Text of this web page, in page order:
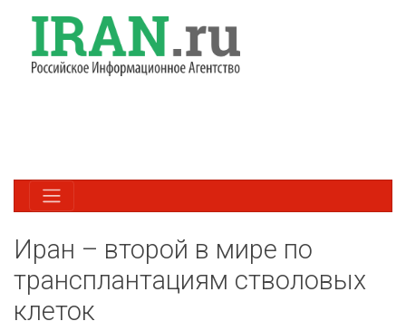
Иран – второй в мире по
трансплантациям стволовых
клеток